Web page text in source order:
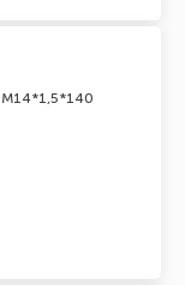
M14*1,5*140